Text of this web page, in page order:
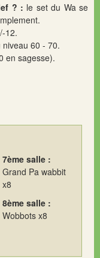
? : le set du Wa se
12.
60 - 70.
en sagesse).
7ème salle :
Grand Pa wabbit
x8
8ème salle :
Wobbots x8